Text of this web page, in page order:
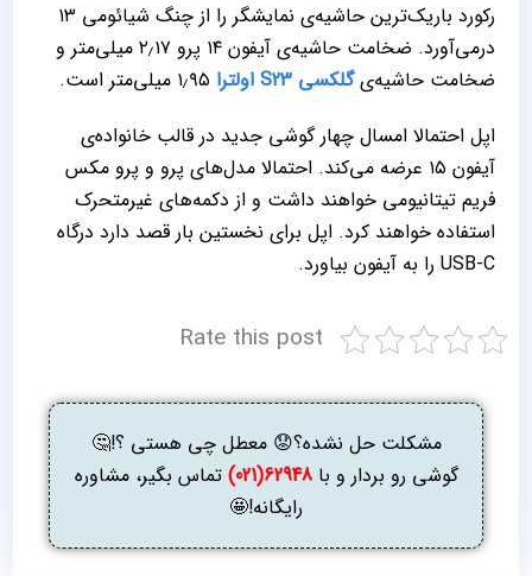
رکورد باریک‌ترین حاشیه‌ی نمایشگر را از چنگ شیائومی ۱۳
درمی‌آورد. ضخامت حاشیه‌ی آیفون ۱۴ پرو ۲٫۱۷ میلی‌متر و
ضخامت حاشیه‌یگلکسی S23 اولترا
اپل احتمالا امسال چهار گوشی جدید در قالب خانواده‌ی
آیفون ۱۵ عرضه می‌کند. احتمالا مدل‌های پرو و پرو مکس
فریم تیتانیومی خواهند داشت و از دکمه‌های غیرمتحرک
استفاده خواهند کرد. اپل برای نخستین بار قصد دارد درگاه
USB-C را به آیفون بیاورد.
Rate this post
مشکلت حل نشده؟😟 معطل چی هستی ؟!🤔
گوشی رو بردار و با62948(021)
تماس بگیر، مشاوره
رایگانه!🤩